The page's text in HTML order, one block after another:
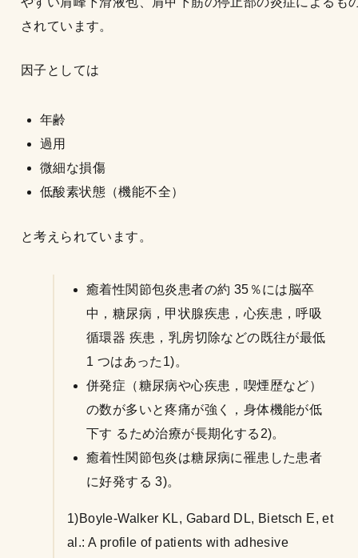
されています。
因子としては
年齢
過用
微細な損傷
低酸素状態（機能不全）
と考えられています。
癒着性関節包炎患者の約 35％には脳卒
中，糖尿病，甲状腺疾患，心疾患，呼吸
循環器 疾患，乳房切除などの既往が最低
1 つはあった1)。
併発症（糖尿病や心疾患，喫煙歴など）
の数が多いと疼痛が強く，身体機能が低
下す るため治療が長期化する2)。
癒着性関節包炎は糖尿病に罹患した患者
に好発する 3)。
1)Boyle-Walker KL, Gabard DL, Bietsch E, et
al.: A profile of patients with adhesive